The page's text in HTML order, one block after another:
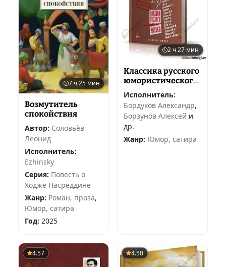
7 ч 25 мин
Возмутитель
спокойствия
Автор: Соловьёв
Леонид
Исполнитель:
Ezhinsky
Серия: Повесть о
Ходже Насреддине
Жанр: Роман, проза,
Юмор, сатира
Год: 2025
2 ч 27 мин
Классика русского
юмористического
Сатирикон
Исполнитель:
Бордуков Александр,
Борзунов Алексей и
др.
Жанр: Юмор, сатира
4.57 4.50